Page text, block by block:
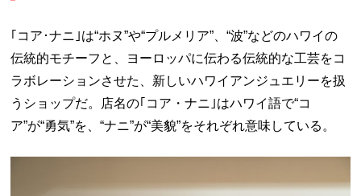
｢コア･ナニ｣は“ホヌ”や“プルメリア”、“波”などのハワイの
伝統的モチーフと、ヨーロッパに伝わる伝統的な工芸をコ
ラボレーションさせた、新しいハワイアンジュエリーを扱
うショップだ。店名の｢コア・ナニ｣はハワイ語で“コ
ア”が“勇気”を、“ナニ”が“美貌”をそれぞれ意味している。